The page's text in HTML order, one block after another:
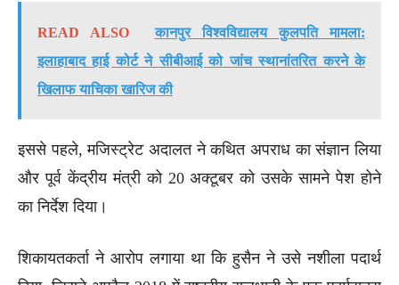
READ ALSO
कानपुर विश्वविद्यालय कुलपति मामला:
इलाहाबाद हाई कोर्ट ने सीबीआई को जांच स्थानांतरित करने के
खिलाफ याचिका खारिज की
इससे पहले, मजिस्ट्रेट अदालत ने कथित अपराध का संज्ञान लिया
और पूर्व केंद्रीय मंत्री को 20 अक्टूबर को उसके सामने पेश होने
का निर्देश दिया।
शिकायतकर्ता ने आरोप लगाया था कि हुसैन ने उसे नशीला पदार्थ